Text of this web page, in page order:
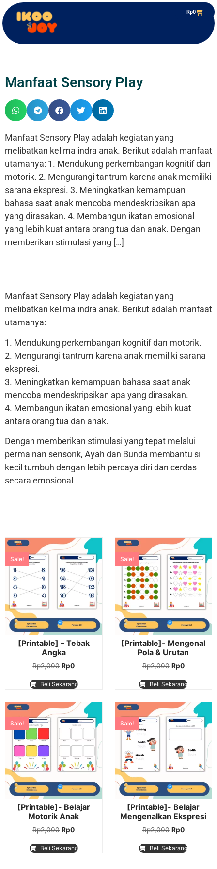
Rp0
Manfaat Sensory Play
Manfaat Sensory Play adalah kegiatan yang
melibatkan kelima indra anak. Berikut adalah manfaat
utamanya: 1. Mendukung perkembangan kognitif dan
motorik. 2. Mengurangi tantrum karena anak memiliki
sarana ekspresi. 3. Meningkatkan kemampuan
bahasa saat anak mencoba mendeskripsikan apa
yang dirasakan. 4. Membangun ikatan emosional
yang lebih kuat antara orang tua dan anak. Dengan
memberikan stimulasi yang […]
Manfaat Sensory Play adalah kegiatan yang
melibatkan kelima indra anak. Berikut adalah manfaat
utamanya:
1. Mendukung perkembangan kognitif dan motorik.
2. Mengurangi tantrum karena anak memiliki sarana
ekspresi.
3. Meningkatkan kemampuan bahasa saat anak
mencoba mendeskripsikan apa yang dirasakan.
4. Membangun ikatan emosional yang lebih kuat
antara orang tua dan anak.
Dengan memberikan stimulasi yang tepat melalui
permainan sensorik, Ayah dan Bunda membantu si
kecil tumbuh dengan lebih percaya diri dan cerdas
secara emosional.
Sale!
[Printable] – Tebak
Angka
Rp2,000 Rp0
Beli Sekarang
Sale!
[Printable]- Mengenal
Pola & Urutan
Rp2,000 Rp0
Beli Sekarang
Sale!
[Printable]- Belajar
Motorik Anak
Rp2,000 Rp0
Beli Sekarang
Sale!
[Printable]- Belajar
Mengenalkan Ekspresi
Rp2,000 Rp0
Beli Sekarang